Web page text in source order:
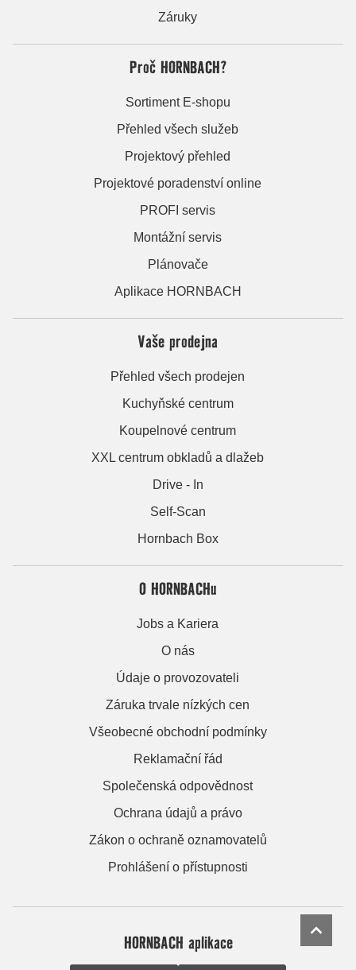
Záruky
Proč HORNBACH?
Sortiment E-shopu
Přehled všech služeb
Projektový přehled
Projektové poradenství online
PROFI servis
Montážní servis
Plánovače
Aplikace HORNBACH
Vaše prodejna
Přehled všech prodejen
Kuchyňské centrum
Koupelnové centrum
XXL centrum obkladů a dlažeb
Drive - In
Self-Scan
Hornbach Box
O HORNBACHu
Jobs a Kariera
O nás
Údaje o provozovateli
Záruka trvale nízkých cen
Všeobecné obchodní podmínky
Reklamační řád
Společenská odpovědnost
Ochrana údajů a právo
Zákon o ochraně oznamovatelů
Prohlášení o přístupnosti
HORNBACH aplikace